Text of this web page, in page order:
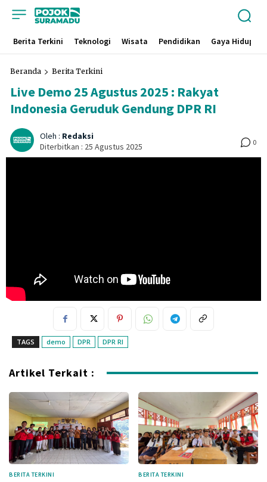
Berita Terkini Teknologi Wisata Pendidikan Gaya Hidup
Beranda Berita Terkini
Live Demo 25 Agustus 2025 : Rakyat
Indonesia Geruduk Gendung DPR RI
Oleh : Redaksi
Diterbitkan : 25 Agustus 2025 0
TAGS demo DPR DPR RI
Artikel Terkait :
BERITA TERKINI BERITA TERKINI